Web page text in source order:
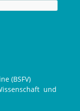
(BSFV)
und